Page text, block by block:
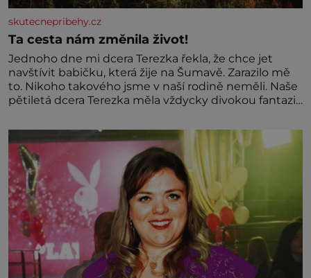
skutecnepribehy.cz
Ta cesta nám změnila život!
Jednoho dne mi dcera Terezka řekla, že chce jet
navštívit babičku, která žije na Šumavě. Zarazilo mě
to. Nikoho takového jsme v naší rodině neměli. Naše
pětiletá dcera Terezka měla vždycky divokou fantazii.
mi říkala, že se jí zdálo o jednorožcích, krásných
princeznách, statečných rytířích a létajících dracích.